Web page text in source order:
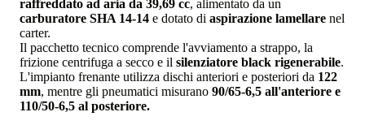
raffreddato ad aria da 39,69 cc, alimentato da un
carburatore SHA 14-14 e dotato di aspirazione lamellare nel
carter.
Il pacchetto tecnico comprende l'avviamento a strappo, la
frizione centrifuga a secco e il silenziatore black rigenerabile.
L'impianto frenante utilizza dischi anteriori e posteriori da 122
mm, mentre gli pneumatici misurano 90/65-6,5 all'anteriore e
110/50-6,5 al posteriore.